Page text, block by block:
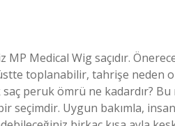
Medical Wig saçıdır.
toplanabilir, tahrişe neden
peruk ömrü ne kadardır? Bu
seçimdir. Uygun bakımla, insan